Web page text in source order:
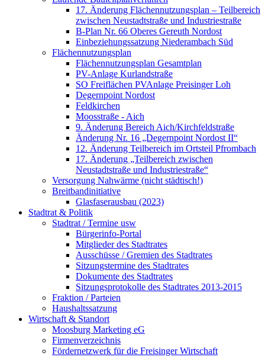
17. Änderung Flächennutzungsplan – Teilbereich
zwischen Neustadtstraße und Industriestraße
B-Plan Nr. 66 Oberes Gereuth Nordost
Einbeziehungssatzung Niederambach Süd
Flächennutzungsplan
Flächennutzungsplan Gesamtplan
PV-Anlage Kurlandstraße
SO Freiflächen PV­Anlage Preisinger Loh
Degernpoint Nordost
Feldkirchen
Moosstraße - Aich
9. Änderung Bereich Aich/Kirchfeldstraße
Änderung Nr. 16 „Degernpoint Nordost II“
12. Änderung Teilbereich im Ortsteil Pfrombach
17. Änderung „Teilbereich zwischen
Neustadtstraße und Industriestraße“
Versorgung Nahwärme (nicht städtisch!)
Breitbandinitiative
Glasfaserausbau (2023)
Stadtrat & Politik
Stadtrat / Termine usw
Bürgerinfo-Portal
Mitglieder des Stadtrates
Ausschüsse / Gremien des Stadtrates
Sitzungstermine des Stadtrates
Dokumente des Stadtrates
Sitzungsprotokolle des Stadtrates 2013-2015
Fraktion / Parteien
Haushaltssatzung
Wirtschaft & Standort
Moosburg Marketing eG
Firmenverzeichnis
Fördernetzwerk für die Freisinger Wirtschaft